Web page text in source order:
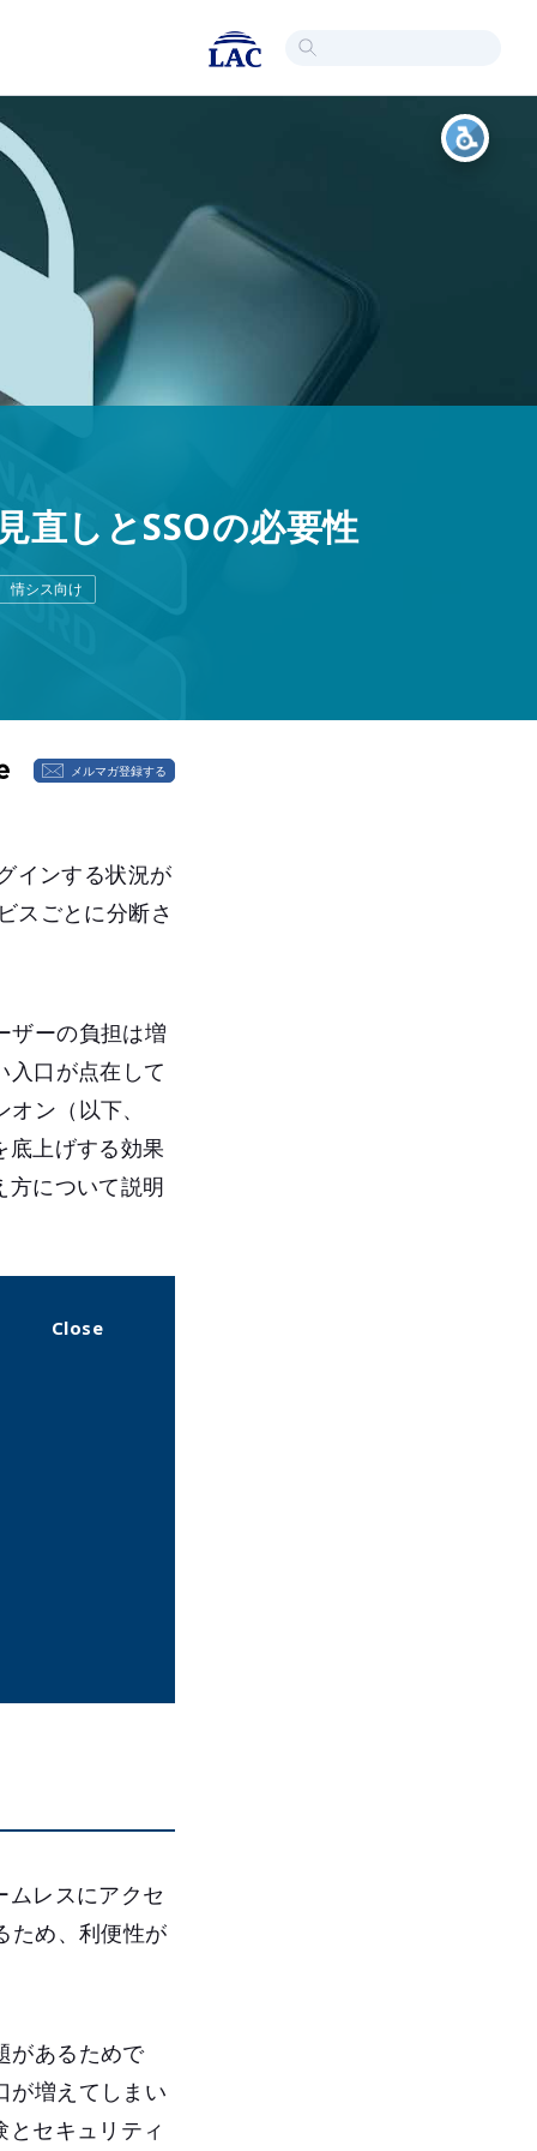
直しとSSOの必要性
情シス向け
メルマガ登録する
インする状況が
スごとに分断さ
ザーの負担は増
入口が点在して
ン（以下、
底上げする効果
方について説明
レスにアクセ
ため、利便性が
があるためで
が増えてしまい
セキュリティ